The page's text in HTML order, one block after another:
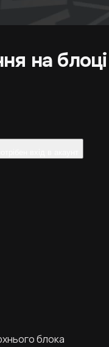
на блоці
блока